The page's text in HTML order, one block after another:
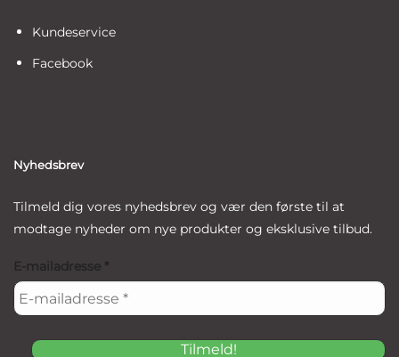
Kundeservice
Facebook
Nyhedsbrev
Tilmeld dig vores nyhedsbrev og vær den første til at
modtage nyheder om nye produkter og eksklusive tilbud.
E-mailadresse *